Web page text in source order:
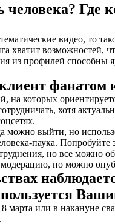
Где
видео, то
хватит возможностей,
из профилей способны
фанатом
на которых
хотя
можно выйти, но
паука.
но все можно
но можно
или в накануне